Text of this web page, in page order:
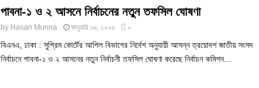
পাবনা-১ ও ২ আসনে নির্বাচনের নতুন তফসিল ঘোষণা
by Hasan Munna জানুয়ারি ১৬, ২০২৬ ০
বিএনএ, ঢাকা : সুপ্রিম কোর্টের আপিল বিভাগের নির্দেশ অনুযায়ী আসন্ন ত্রয়োদশ জাতীয় সংসদ
নির্বাচনে পাবনা-১ ও ২ আসনের নতুন নির্বাচনী তফসিল ঘোষণা করেছে নির্বাচন কমিশন...